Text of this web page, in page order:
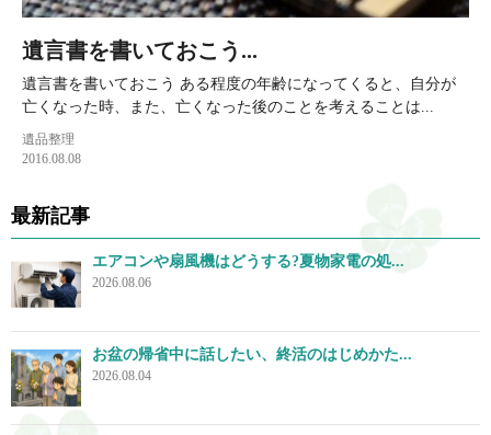
遺言書を書いておこう...
遺言書を書いておこう ある程度の年齢になってくると、自分が
亡くなった時、また、亡くなった後のことを考えることは...
遺品整理
2016.08.08
最新記事
エアコンや扇風機はどうする?夏物家電の処...
2026.08.06
お盆の帰省中に話したい、終活のはじめかた...
2026.08.04